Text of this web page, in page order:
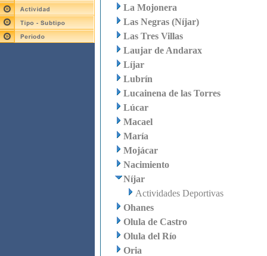
La Mojonera
Las Negras (Níjar)
Las Tres Villas
Laujar de Andarax
Líjar
Lubrín
Lucainena de las Torres
Lúcar
Macael
María
Mojácar
Nacimiento
Níjar
Actividades Deportivas
Ohanes
Olula de Castro
Olula del Río
Oria